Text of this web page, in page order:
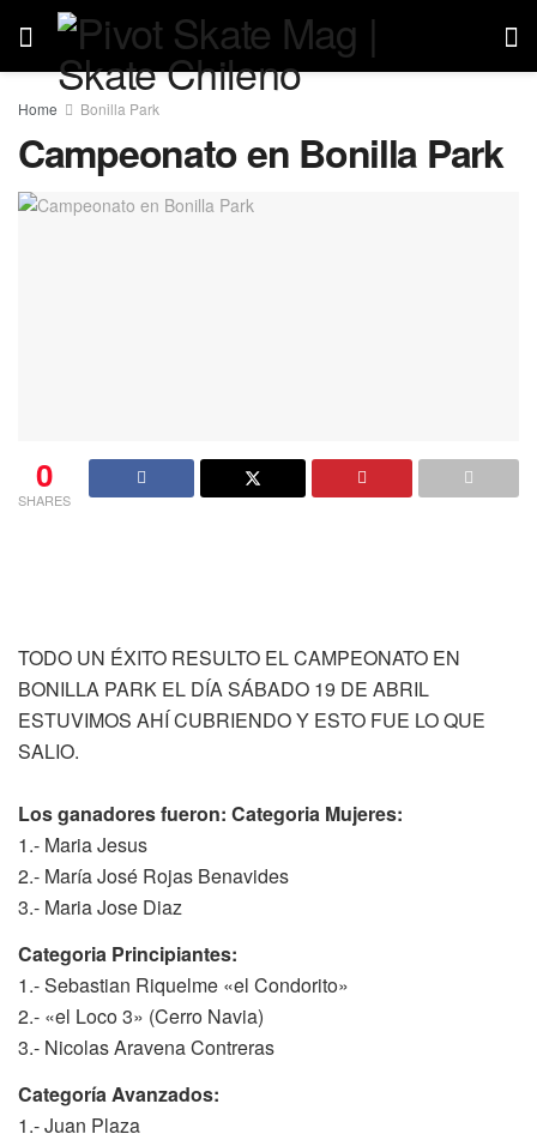
Home Bonilla Park
Campeonato en Bonilla Park
0
SHARES
TODO UN ÉXITO RESULTO EL CAMPEONATO EN
BONILLA PARK EL DÍA SÁBADO 19 DE ABRIL
ESTUVIMOS AHÍ CUBRIENDO Y ESTO FUE LO QUE
SALIO.
Los ganadores fueron: Categoria Mujeres:
1.- Maria Jesus
2.- María José Rojas Benavides
3.- Maria Jose Diaz
Categoria Principiantes:
1.- Sebastian Riquelme «el Condorito»
2.- «el Loco 3» (Cerro Navia)
3.- Nicolas Aravena Contreras
Categoría Avanzados:
1.- Juan Plaza